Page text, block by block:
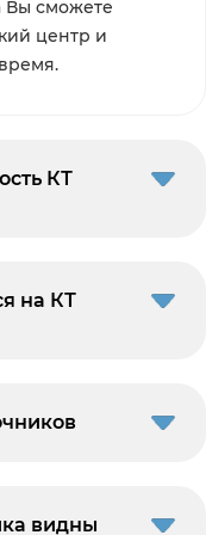
Вы сможете
центр и
КТ
на КТ
видны